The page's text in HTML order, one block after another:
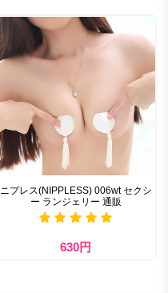
ニプレス(NIPPLESS) 006wt セクシ
ー ランジェリー 通販
630円